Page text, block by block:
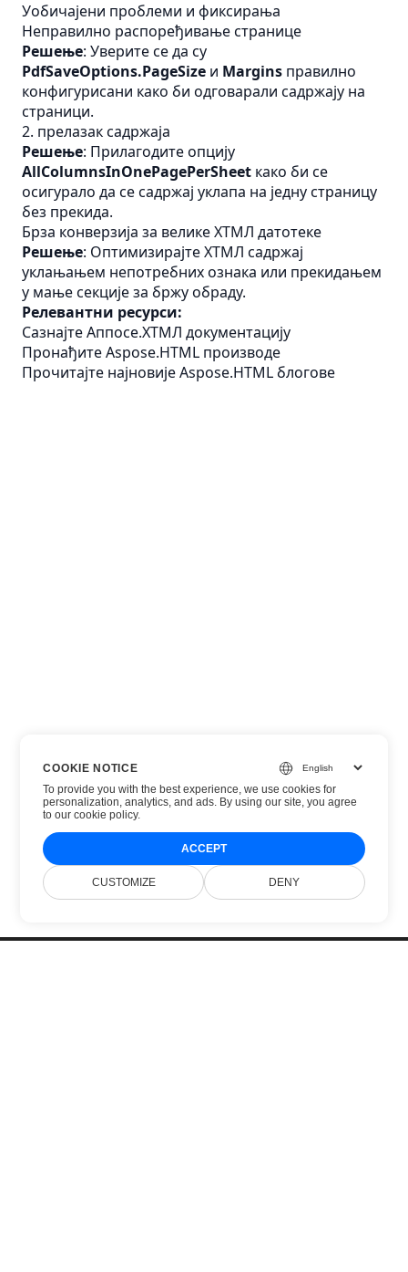
Уобичајени проблеми и фиксирања
Неправилно распоређивање странице
Решење: Уверите се да су
PdfSaveOptions.PageSize и Margins правилно
конфигурисани како би одговарали садржају на
страници.
2. прелазак садржаја
Решење: Прилагодите опцију
AllColumnsInOnePagePerSheet како би се
осигурало да се садржај уклапа на једну страницу
без прекида.
Брза конверзија за велике ХТМЛ датотеке
Решење: Оптимизирајте ХТМЛ садржај
уклањањем непотребних ознака или прекидањем
у мање секције за бржу обраду.
Релевантни ресурси:
Сазнајте Аппосе.ХТМЛ документацију
Пронађите Aspose.HTML производе
Прочитајте најновије Aspose.HTML блогове
COOKIE NOTICE
To provide you with the best experience, we use cookies for
personalization, analytics, and ads. By using our site, you agree
toour cookie policy.
ACCEPT
CUSTOMIZE DENY